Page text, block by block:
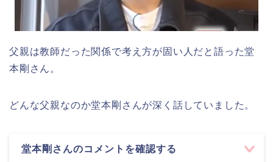
父親は教師だった関係で考え方が固い人だと語った堂
本剛さん。
どんな父親なのか堂本剛さんが深く話していました。
堂本剛さんのコメントを確認する